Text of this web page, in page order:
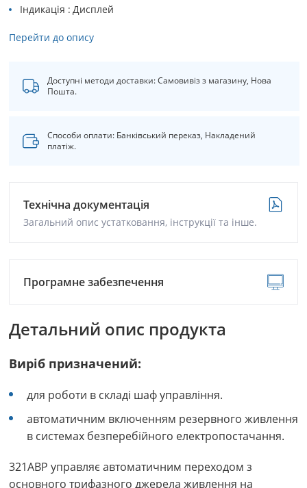
Індикація
Дисплей
Перейти до опису
Доступні методи доставки: Самовивіз з магазину, Нова
Пошта.
Способи оплати: Банківський переказ, Накладений
платіж.
Технічна документація
Загальний опис устатковання, інструкції та інше.
Програмне забезпечення
Детальний опис продукта
Виріб призначений:
для роботи в складі шаф управління.
автоматичним включенням резервного живлення
в системах безперебійного електропостачання.
321АВР управляє автоматичним переходом з
основного трифазного джерела живлення на